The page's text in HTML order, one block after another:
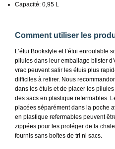
Capacité: 0,95 L
Comment utiliser les
L’étui Bookstyle et l’étui enroulable
pilules dans leur emballage blister
vrac peuvent salir les étuis plus
difficiles à retirer. Nous
dans les étuis et de placer les
des sacs en plastique refermables.
placées séparément dans la poche
en plastique refermables peuvent
zippées pour les protéger de la
fournis sans boîtes de tri ni sacs.